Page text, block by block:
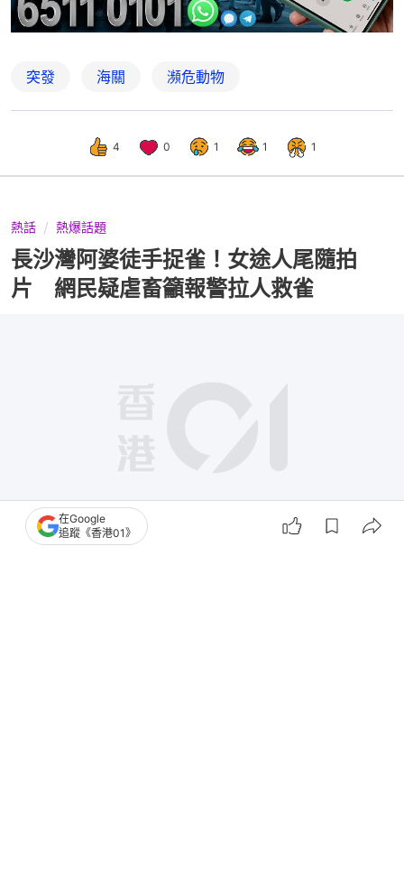
突發 海關 瀕危動物
4 0 1 1 1
熱話 熱爆話題
長沙灣阿婆徒手捉雀！女途人尾隨拍
片 網民疑虐畜籲報警拉人救雀
在Google
追蹤《香港01》